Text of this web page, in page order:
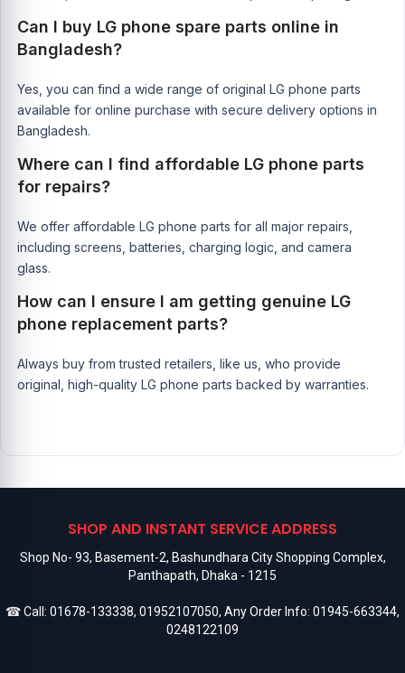
Can I buy LG phone spare parts online in
Bangladesh?
Yes, you can find a wide range of original LG phone parts
available for online purchase with secure delivery options in
Bangladesh.
Where can I find affordable LG phone parts
for repairs?
We offer affordable LG phone parts for all major repairs,
including screens, batteries, charging logic, and camera
glass.
How can I ensure I am getting genuine LG
phone replacement parts?
Always buy from trusted retailers, like us, who provide
original, high-quality LG phone parts backed by warranties.
SHOP AND INSTANT SERVICE ADDRESS
Shop No- 93, Basement-2, Bashundhara City Shopping Complex,
Panthapath, Dhaka - 1215
☎ Call: 01678-133338, 01952107050, Any Order Info: 01945-663344,
0248122109